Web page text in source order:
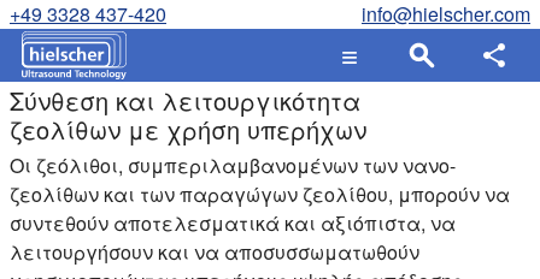
+49 3328 437-420 info@hielscher.com
Σύνθεση και λειτουργικότητα
ζεολίθων με χρήση υπερήχων
Οι ζεόλιθοι, συμπεριλαμβανομένων των νανο-
ζεολίθων και των παραγώγων ζεολίθου, μπορούν να
συντεθούν αποτελεσματικά και αξιόπιστα, να
λειτουργήσουν και να αποσυσσωματωθούν